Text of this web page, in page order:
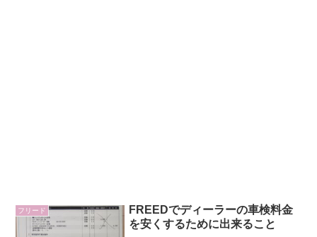
フリード
FREEDでディーラーの車検料金
を安くするために出来ること